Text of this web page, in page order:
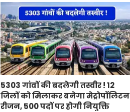
कम करने के लिए A
5303 गांवों की बदलेगी तस्वीर ! 12
जिलों को मिलाकर बनेगा मेट्रोपॉलिटन
रीजन, 500 पदों पर होगी नियुक्ति